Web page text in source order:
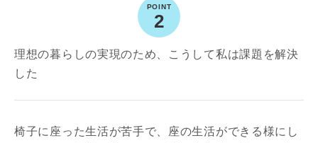
2
理想の暮らしの実現のため、こうして私は課題を解決
した
椅子に座った生活が苦手で、座の生活ができる様にし